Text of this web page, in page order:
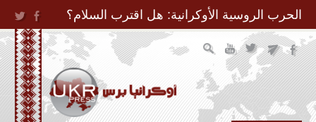
Jump to Navigation
الحرب الروسية الأوكرانية: هل اقترب السلام؟